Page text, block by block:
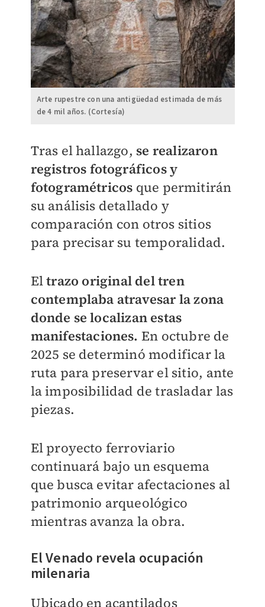
Arte rupestre con una antigüedad estimada de más
de 4 mil años. (Cortesía)
Tras el hallazgo, se realizaron
registros fotográficos y
fotogramétricos que permitirán
su análisis detallado y
comparación con otros sitios
para precisar su temporalidad.
Eltrazo original del tren
contemplaba atravesar la zona
donde se localizan estas
manifestaciones. En octubre de
2025 se determinó modificar la
ruta para preservar el sitio, ante
la imposibilidad de trasladar las
piezas.
El proyecto ferroviario
continuará bajo un esquema
que busca evitar afectaciones al
patrimonio arqueológico
mientras avanza la obra.
El Venado revela ocupación
milenaria
Ubicado en acantilados